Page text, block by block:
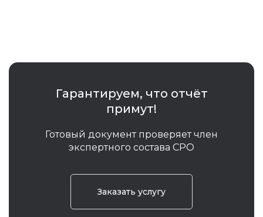
Гарантируем, что отчёт
примут!
Готовый документ проверяет член
экспертного состава СРО
Заказать услугу